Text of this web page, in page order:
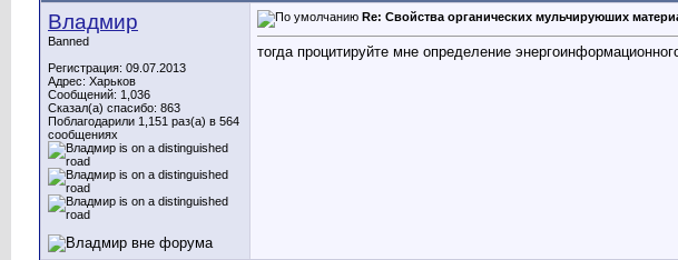
Владмир
Banned
Регистрация: 09.07.2013
Адрес: Харьков
Сообщений: 1,036
Сказал(а) спасибо: 863
Поблагодарили 1,151 раз(а) в 564
сообщениях
Re: Свойства органических мульчируюших
тогда процитируйте мне определение